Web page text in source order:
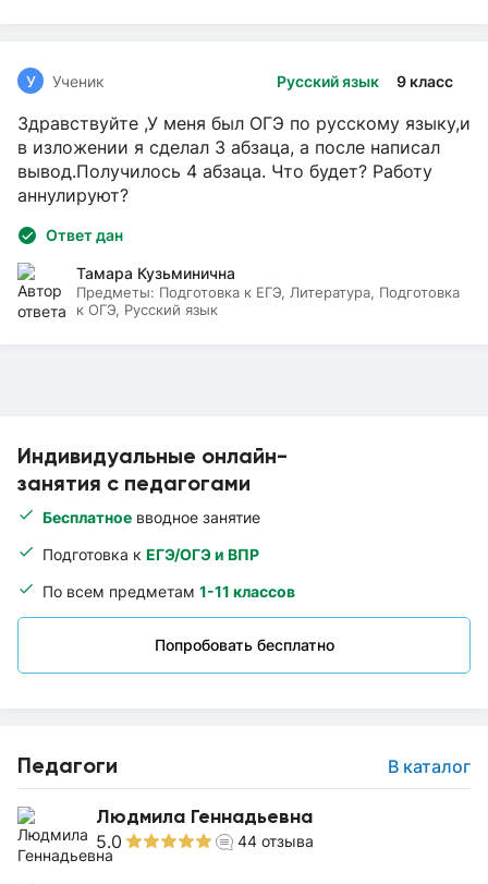
Индивидуальные онлайн-
занятия с педагогами
Бесплатное вводное занятие
Подготовка к ЕГЭ/ОГЭ и ВПР
По всем предметам 1-11 классов
Попробовать бесплатно
Педагоги В каталог
Людмила Геннадьевна
5.0 44 отзыва
Русский язык 9 класс
У Ученик
Здравствуйте ,У меня был ОГЭ по русскому языку,и
в изложении я сделал 3 абзаца, а после написал
вывод.Получилось 4 абзаца. Что будет? Работу
аннулируют?
Ответ дан
Тамара Кузьминична
Предметы: Подготовка к ЕГЭ, Литература, Подготовка
к ОГЭ, Русский язык